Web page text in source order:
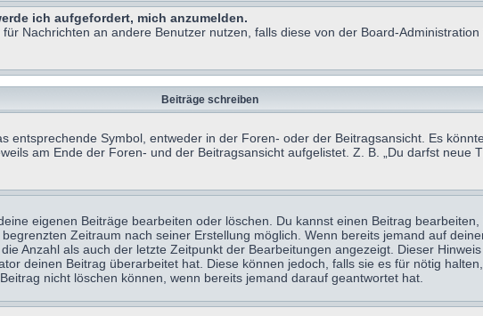
ich aufgefordert, mich anzumelden.
Nachrichten an andere Benutzer nutzen, falls diese von der Board-
Beiträge schreiben
entsprechende Symbol, entweder in der Foren- oder der Beitragsansicht. Es
am Ende der Foren- und der Beitragsansicht aufgelistet. Z. B. „Du darfst neue
eigenen Beiträge bearbeiten oder löschen. Du kannst einen Beitrag
Zeitraum nach seiner Erstellung möglich. Wenn bereits jemand auf
Anzahl als auch der letzte Zeitpunkt der Bearbeitungen angezeigt. Dieser
deinen Beitrag überarbeitet hat. Diese können jedoch, falls sie es für nötig
nicht löschen können, wenn bereits jemand darauf geantwortet hat.